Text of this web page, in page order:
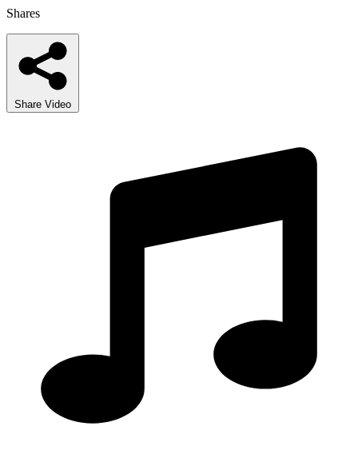
Shares
Share Video